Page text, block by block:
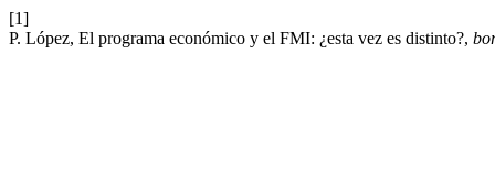
[1]
P. López, El programa económico y el FMI: ¿esta vez es distinto?,